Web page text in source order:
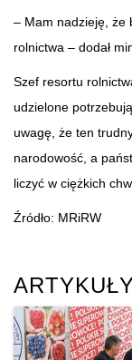
– Mam nadzieję, że
rolnictwa – dodał
Szef resortu
udzielone
uwagę, że ten
narodowość, a
liczyć w ciężkich
Źródło: MRiRW